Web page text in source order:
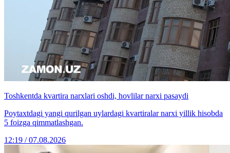
Toshkentda kvartira narxlari oshdi, hovlilar narxi pasaydi
Poytaxtdagi yangi qurilgan uylardagi kvartiralar narxi yillik hisobda
5 foizga qimmatlashgan.
12:19 / 07.08.2026